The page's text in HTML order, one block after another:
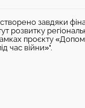
завдяки
розвитку
проєкту
час війни»".